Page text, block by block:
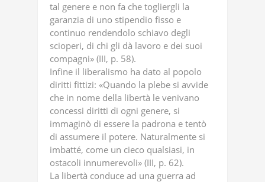
tal genere e non fa che togliergli la
garanzia di uno stipendio fisso e
continuo rendendolo schiavo degli
scioperi, di chi gli dà lavoro e dei suoi
compagni» (III, p. 58).
Infine il liberalismo ha dato al popolo
diritti fittizi: «Quando la plebe si avvide
che in nome della libertà le venivano
concessi diritti di ogni genere, si
immaginò di essere la padrona e tentò
di assumere il potere. Naturalmente si
imbatté, come un cieco qualsiasi, in
ostacoli innumerevoli» (III, p. 62).
La libertà conduce ad una guerra ad